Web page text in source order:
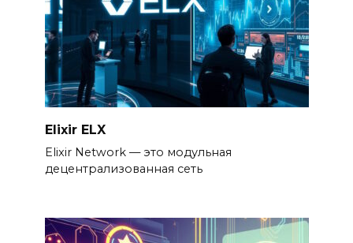
Elixir ELX
Elixir Network — это модульная
децентрализованная сеть